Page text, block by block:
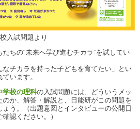
入試問題より
ちの“未来へ学び進むチカラ”を試してい
なチカラを持った子どもを育てたい」とい
います。
学校の理科の入試問題には、どういうメッ
のか、解答・解説と、日能研がこの問題を
う。（出題意図とインタビューの公開日
認ください。）